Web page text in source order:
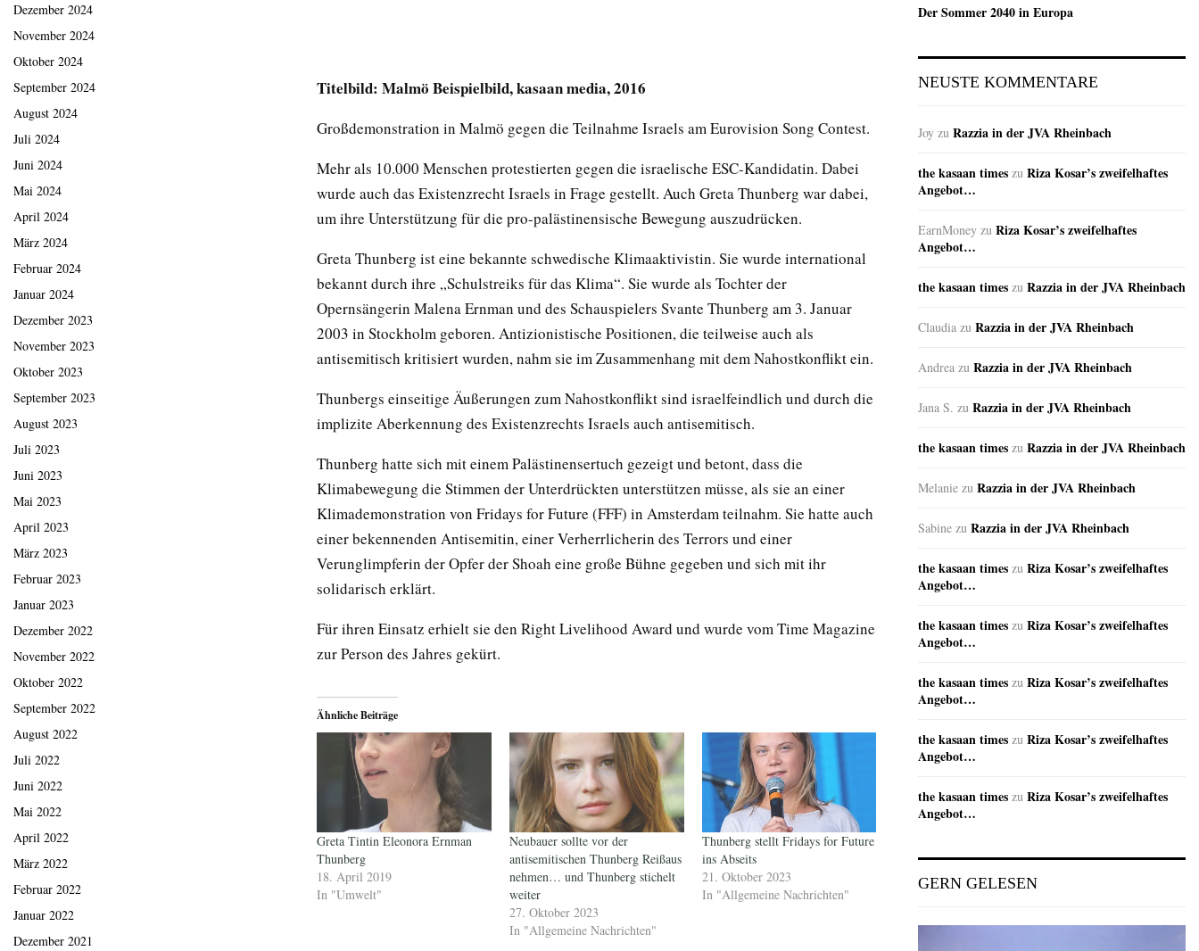
Titelbild: Malmö Beispielbild, kasaan media, 2016
Großdemonstration in Malmö gegen die Teilnahme Israels am Eurovision Song Contest.
Mehr als 10.000 Menschen protestierten gegen die israelische ESC-Kandidatin. Dabei
wurde auch das Existenzrecht Israels in Frage gestellt. Auch Greta Thunberg war dabei,
um ihre Unterstützung für die pro-palästinensische Bewegung auszudrücken.
Greta Thunberg ist eine bekannte schwedische Klimaaktivistin. Sie wurde international
bekannt durch ihre „Schulstreiks für das Klima“. Sie wurde als Tochter der
Opernsängerin Malena Ernman und des Schauspielers Svante Thunberg am 3. Januar
2003 in Stockholm geboren. Antizionistische Positionen, die teilweise auch als
antisemitisch kritisiert wurden, nahm sie im Zusammenhang mit dem Nahostkonflikt ein.
Thunbergs einseitige Äußerungen zum Nahostkonflikt sind israelfeindlich und durch die
implizite Aberkennung des Existenzrechts Israels auch antisemitisch.
Thunberg hatte sich mit einem Palästinensertuch gezeigt und betont, dass die
Klimabewegung die Stimmen der Unterdrückten unterstützen müsse, als sie an einer
Klimademonstration von Fridays for Future (FFF) in Amsterdam teilnahm. Sie hatte auch
einer bekennenden Antisemitin, einer Verherrlicherin des Terrors und einer
Verunglimpferin der Opfer der Shoah eine große Bühne gegeben und sich mit ihr
solidarisch erklärt.
Für ihren Einsatz erhielt sie den Right Livelihood Award und wurde vom Time Magazine
zur Person des Jahres gekürt.
Ähnliche Beiträge
Greta Tintin Eleonora Ernman
Thunberg
18. April 2019
In "Umwelt"
Neubauer sollte vor der
antisemitischen Thunberg Reißaus
nehmen… und Thunberg stichelt
weiter
27. Oktober 2023
In "Allgemeine Nachrichten"
Thunberg stellt Fridays for Future
ins Abseits
21. Oktober 2023
In "Allgemeine Nachrichten"
Dezember 2024
November 2024
Oktober 2024
September 2024
August 2024
Juli 2024
Juni 2024
Mai 2024
April 2024
März 2024
Februar 2024
Januar 2024
Dezember 2023
November 2023
Oktober 2023
September 2023
August 2023
Juli 2023
Juni 2023
Mai 2023
April 2023
März 2023
Februar 2023
Januar 2023
Dezember 2022
November 2022
Oktober 2022
September 2022
August 2022
Juli 2022
Juni 2022
Mai 2022
April 2022
März 2022
Februar 2022
Januar 2022
Dezember 2021
Der Sommer 2040 in Europa
NEUSTE KOMMENTARE
Joy zu Razzia in der JVA Rheinbach
the kasaan times zu Riza Kosar’s zweifelhaftes
Angebot…
EarnMoney zu Riza Kosar’s zweifelhaftes
Angebot…
the kasaan times zu Razzia in der JVA Rheinbach
Claudia zu Razzia in der JVA Rheinbach
Andrea zu Razzia in der JVA Rheinbach
Jana S. zu Razzia in der JVA Rheinbach
the kasaan times zu Razzia in der JVA Rheinbach
Melanie zu Razzia in der JVA Rheinbach
Sabine zu Razzia in der JVA Rheinbach
the kasaan times zu Riza Kosar’s zweifelhaftes
Angebot…
the kasaan times zu Riza Kosar’s zweifelhaftes
Angebot…
the kasaan times zu Riza Kosar’s zweifelhaftes
Angebot…
the kasaan times zu Riza Kosar’s zweifelhaftes
Angebot…
the kasaan times zu Riza Kosar’s zweifelhaftes
Angebot…
GERN GELESEN